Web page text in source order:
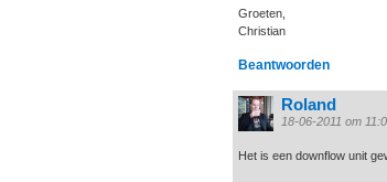
Groeten,
Christian
Beantwoorden
Roland
18-06-2011 om
Het is een downflow unit